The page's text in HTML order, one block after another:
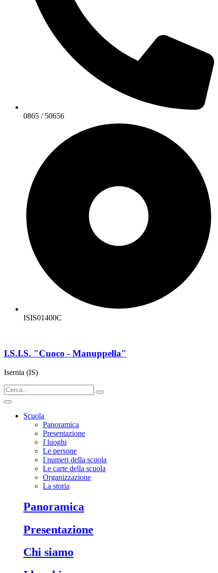
0865 / 50656
ISIS01400C
I.S.I.S. "Cuoco - Manuppella"
Isernia (IS)
Scuola
Panoramica
Presentazione
I luoghi
Le persone
I numeri della scuola
Le carte della scuola
Organizzazione
La storia
panoramica
presentazione
chi siamo